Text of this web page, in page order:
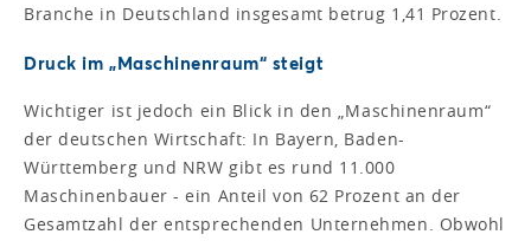
Branche in Deutschland insgesamt betrug 1,41 Prozent.
Druck im „Maschinenraum“ steigt
Wichtiger ist jedoch ein Blick in den „Maschinenraum“
der deutschen Wirtschaft: In Bayern, Baden-
Württemberg und NRW gibt es rund 11.000
Maschinenbauer - ein Anteil von 62 Prozent an der
Gesamtzahl der entsprechenden Unternehmen. Obwohl